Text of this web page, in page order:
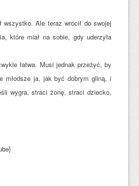
wszystko. Ale teraz wrócił do swojej
które miał na sobie, gdy uderzyła
łatwa. Musi jednak przeżyć, by
młodsze ja, jak być dobrym gliną, i
wygra, straci żonę, straci dziecko,